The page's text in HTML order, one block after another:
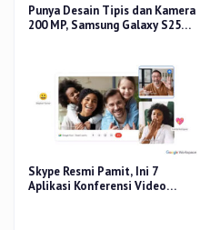
Punya Desain Tipis dan Kamera
200 MP, Samsung Galaxy S25
Skype Resmi Pamit, Ini 7
Aplikasi Konferensi Video